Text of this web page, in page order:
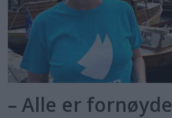
– Alle er fornøyde